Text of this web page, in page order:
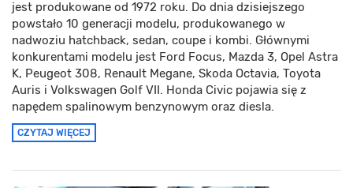
jest produkowane od 1972 roku. Do dnia dzisiejszego
powstało 10 generacji modelu, produkowanego w
nadwoziu hatchback, sedan, coupe i kombi. Głównymi
konkurentami modelu jest Ford Focus, Mazda 3, Opel Astra
K, Peugeot 308, Renault Megane, Skoda Octavia, Toyota
Auris i Volkswagen Golf VII. Honda Civic pojawia się z
napędem spalinowym benzynowym oraz diesla.
CZYTAJ WIĘCEJ